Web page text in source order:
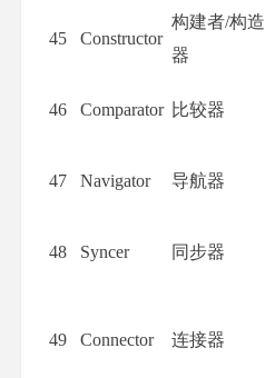
45 Constructor
构建者/构造
器
46 Comparator 比较器
47 Navigator 导航器
48 Syncer 同步器
49 Connector 连接器